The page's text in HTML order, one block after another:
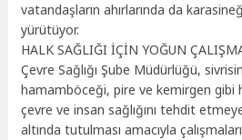
vatandaşların ahırlarında da
yürütüyor.
HALK SAĞLIĞI İÇİN YOĞUN
Çevre Sağlığı Şube Müdürlüğü,
hamamböceği, pire ve kemirgen gibi
çevre ve insan sağlığını tehdit
altında tutulması amacıyla